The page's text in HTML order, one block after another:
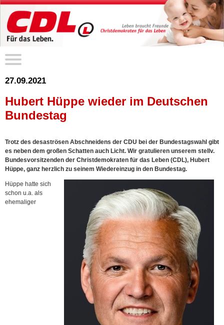
27.09.2021
Hubert Hüppe wieder im Deutschen
Bundestag
Trotz des desaströsen Abschneidens der CDU bei der Bundestagswahl gibt
es neben dem großen Schatten auch Licht. Wir gratulieren unserem stellv.
Bundesvorsitzenden der Christdemokraten für das Leben (CDL), Hubert
Hüppe, ganz herzlich zu seinem Wiedereinzug in den Bundestag.
Hüppe hatte sich
schon u.a. als
ehemaliger